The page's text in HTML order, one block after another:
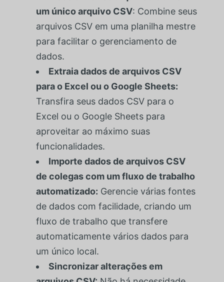
um único arquivo CSV: Combine seus
arquivos CSV em uma planilha mestre
para facilitar o gerenciamento de
dados.
Extraia dados de arquivos CSV
para o Excel ou o Google Sheets:
Transfira seus dados CSV para o
Excel ou o Google Sheets para
aproveitar ao máximo suas
funcionalidades.
Importe dados de arquivos CSV
de colegas com um fluxo de trabalho
automatizado: Gerencie várias fontes
de dados com facilidade, criando um
fluxo de trabalho que transfere
automaticamente vários dados para
um único local.
Sincronizar alterações em